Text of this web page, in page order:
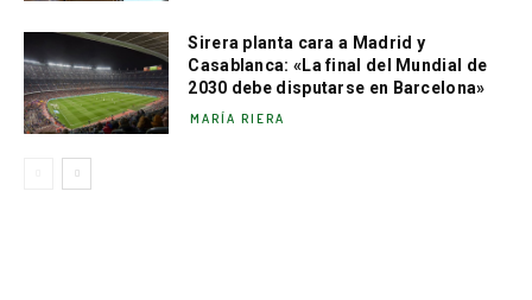
Sirera planta cara a Madrid y
Casablanca: «La final del Mundial de
2030 debe disputarse en Barcelona»
MARÍA RIERA